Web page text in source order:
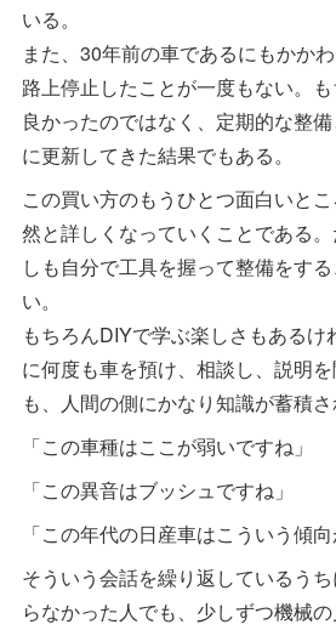
いる。
また、30年前の車であるにもかか
路上停止したことが一度もない。
良かったのではなく、定期的な整
に更新してきた結果でもある。
この買い方のもうひとつ面白いと
然と詳しくなっていくことである
しも自分で工具を握って整備をす
い。
もちろんDIYで学ぶ楽しさもある
に何度も車を預け、相談し、説明
も、人間の側にかなり知識が蓄積さ
「この車種はここが弱いですね」
「この異音はブッシュですね」
「この年代の日産車はこういう傾向
そういう会話を繰り返しているう
らなかった人でも、少しずつ機械